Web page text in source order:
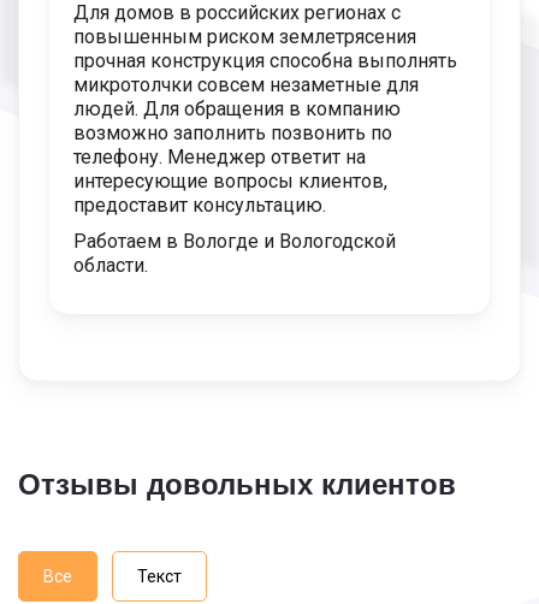
Для домов в российских регионах с
повышенным риском землетрясения
прочная конструкция способна выполнять
микротолчки совсем незаметные для
людей. Для обращения в компанию
возможно заполнить позвонить по
телефону. Менеджер ответит на
интересующие вопросы клиентов,
предоставит консультацию.
Работаем в Вологде и Вологодской
области.
Отзывы довольных клиентов
Все Текст